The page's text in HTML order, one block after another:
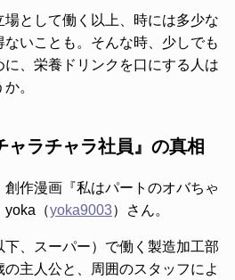
として働く以上、時には多少な
ないことも。そんな時、少しでも
、栄養ドリンクを口にする人は
。
ャラチャラ社員』の真相
作漫画『私はパートのオバちゃ
yoka（yoka9003）さん。
、スーパー）で働く製造加工部
主人公と、周囲のスタッフによ